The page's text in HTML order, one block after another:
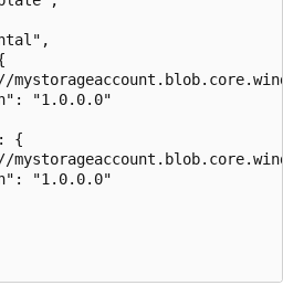
"1.0.0.0"
{
"1.0.0.0"